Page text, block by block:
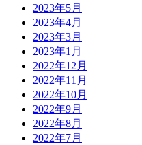
2023年5月
2023年4月
2023年3月
2023年1月
2022年12月
2022年11月
2022年10月
2022年9月
2022年8月
2022年7月